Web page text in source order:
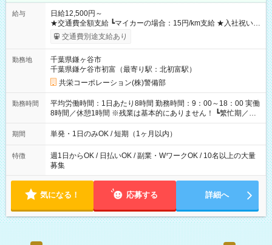
給与
日給12,500円～
★交通費全額支給 ┗マイカーの場合：15円/km支給 ★入社祝い金
「5万円」あり ★残業手当 ┗残業代は別途全額支給いたします ---
1200円×7ｈ×4日間 （休憩2時間分も給与が発生します♪） 【試
用期間】試用期間あり 試用期間の長さ：3ヶ月 雇用形態、給与
は本採用時と同じです。
交通費別途支給あり
勤務地
千葉県鎌ヶ谷市
千葉県鎌ケ谷市初富（最寄り駅：北初富駅）
共栄コーポレーション(株)警備部
勤務時間
平均労働時間：1日あたり8時間 勤務時間：9：00～18：00 実働
8時間／休憩1時間 ※残業は基本的にありません！ ┗繁忙期／多
忙期にお願いする場合あり ┗残業代は別途全額支給いたします！
平均労働時間：1日あたり8時間 勤務時間：9：00～18：00 実働
忙期にお願いする場合あり ┗残業代は別途全額支給いたします！
期間 単発・1日のみOK / 短期（1ヶ月以内）
特徴
週1日からOK / 日払いOK / 副業・WワークOK / 10名以上の大量
募集
気になる！ 応募する 詳細へ